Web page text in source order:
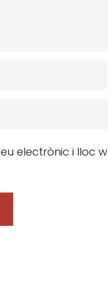
electrònic i